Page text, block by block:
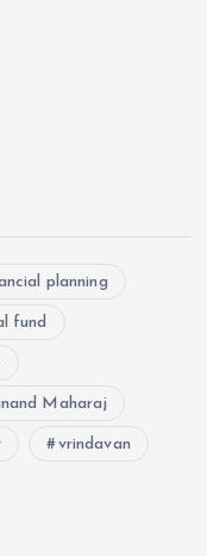
planning
fund
Maharaj
vrindavan